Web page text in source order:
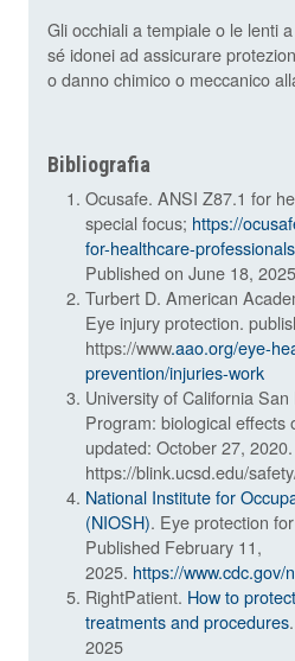
Gli occhiali a tempiale o le lenti
sé idonei ad assicurare
o danno chimico o meccanico
Bibliografia
Ocusafe. ANSI Z87.1 for
special focus; https://
for-healthcare-
Published on June 18,
Turbert D. American
Eye injury protection.
https://www.aao.org/eye-
prevention/injuries-work
University of California
Program: biological effects
updated: October 27, 2020.
https://blink.ucsd.edu/
National Institute for
(NIOSH). Eye protection
Published February 11,
2025. https://www.cdc.gov/
RightPatient. How to
treatments and procedures
2025